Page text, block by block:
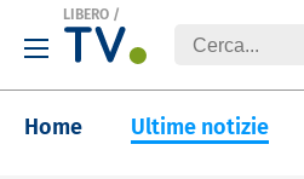
LIBERO /
Home Ultime notizie